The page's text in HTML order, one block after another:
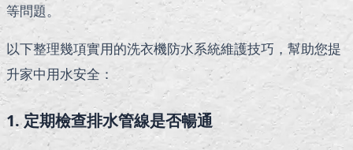
等問題。
以下整理幾項實用的洗衣機防水系統維護技巧，幫助您提
升家中用水安全：
1. 定期檢查排水管線是否暢通